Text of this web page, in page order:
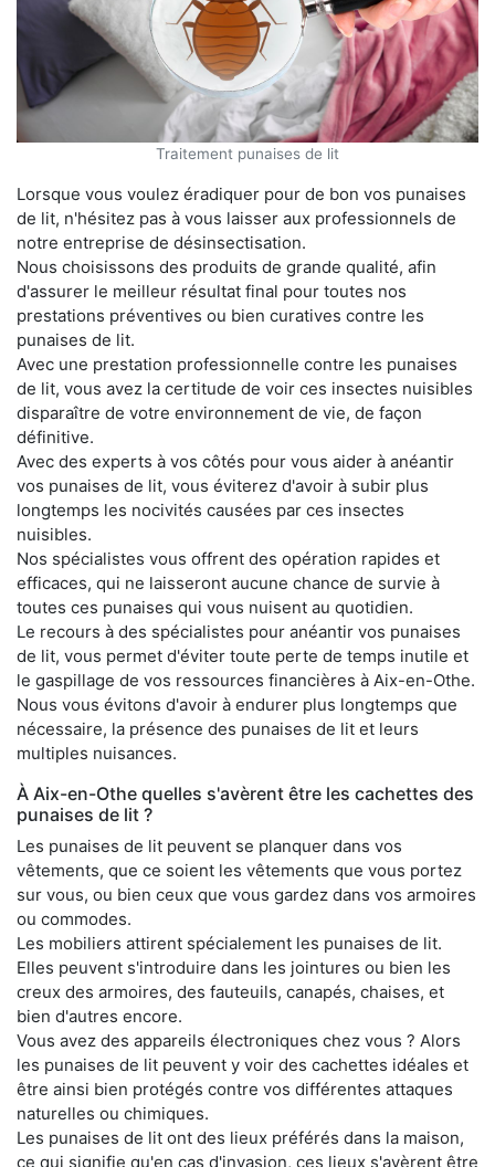
Traitement punaises de lit
Lorsque vous voulez éradiquer pour de bon vos punaises
de lit, n'hésitez pas à vous laisser aux professionnels de
notre entreprise de désinsectisation.
Nous choisissons des produits de grande qualité, afin
d'assurer le meilleur résultat final pour toutes nos
prestations préventives ou bien curatives contre les
punaises de lit.
Avec une prestation professionnelle contre les punaises
de lit, vous avez la certitude de voir ces insectes nuisibles
disparaître de votre environnement de vie, de façon
définitive.
Avec des experts à vos côtés pour vous aider à anéantir
vos punaises de lit, vous éviterez d'avoir à subir plus
longtemps les nocivités causées par ces insectes
nuisibles.
Nos spécialistes vous offrent des opération rapides et
efficaces, qui ne laisseront aucune chance de survie à
toutes ces punaises qui vous nuisent au quotidien.
Le recours à des spécialistes pour anéantir vos punaises
de lit, vous permet d'éviter toute perte de temps inutile et
le gaspillage de vos ressources financières à Aix-en-Othe.
Nous vous évitons d'avoir à endurer plus longtemps que
nécessaire, la présence des punaises de lit et leurs
multiples nuisances.
À Aix-en-Othe quelles s'avèrent être les cachettes des
punaises de lit ?
Les punaises de lit peuvent se planquer dans vos
vêtements, que ce soient les vêtements que vous portez
sur vous, ou bien ceux que vous gardez dans vos armoires
ou commodes.
Les mobiliers attirent spécialement les punaises de lit.
Elles peuvent s'introduire dans les jointures ou bien les
creux des armoires, des fauteuils, canapés, chaises, et
bien d'autres encore.
Vous avez des appareils électroniques chez vous ? Alors
les punaises de lit peuvent y voir des cachettes idéales et
être ainsi bien protégés contre vos différentes attaques
naturelles ou chimiques.
Les punaises de lit ont des lieux préférés dans la maison,
ce qui signifie qu'en cas d'invasion, ces lieux s'avèrent être